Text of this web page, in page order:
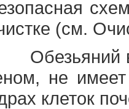
(см.
не
клеток